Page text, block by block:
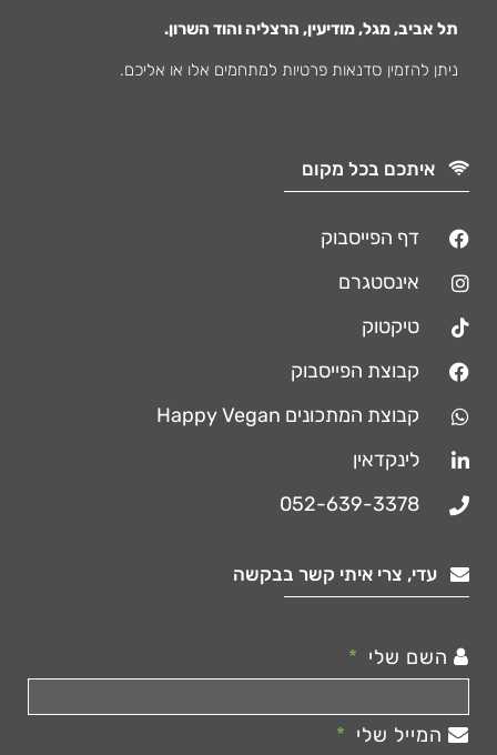
תל אביב, מגל, מודיעין, הרצליה והוד השרון.
ניתן להזמין סדנאות פרטיות למתחמים אלו או אליכם.
איתכם בכל מקום
דף הפייסבוק
אינסטגרם
טיקטוק
קבוצת הפייסבוק
קבוצת המתכונים Happy Vegan
לינקדאין
052-639-3378
עדי, צרי איתי קשר בבקשה
השם שלי
המייל שלי